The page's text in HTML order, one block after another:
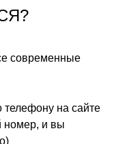
современные
на сайте
номер, и вы